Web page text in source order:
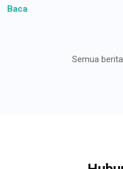
Baca
Semua